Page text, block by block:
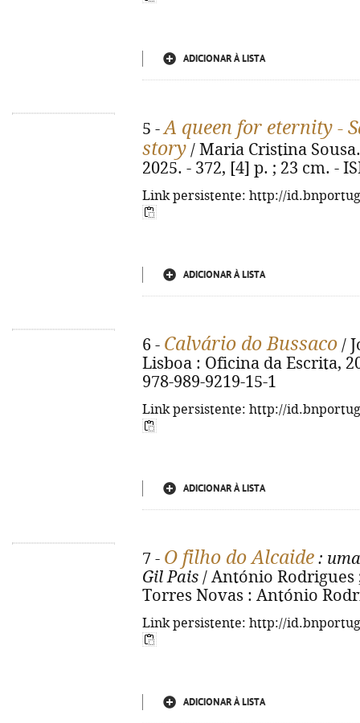
ADICIONAR À LISTA
5 -A queen for eternity -
story / Maria Cristina
2025. - 372, [4] p. ; 23 cm. -
Link persistente: http://
ADICIONAR À LISTA
6 - Calvário do Bussaco /
Lisboa : Oficina da Escrita,
978-989-9219-15-1
Link persistente: http://
ADICIONAR À LISTA
7 - O filho do Alcaide :
Gil Pais / António
Torres Novas : António
Link persistente: http://
ADICIONAR À LISTA